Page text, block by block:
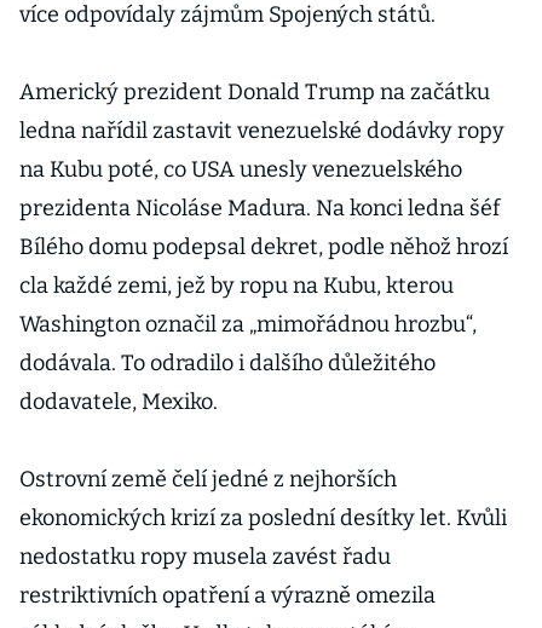
více odpovídaly zájmům Spojených států.
Americký prezident Donald Trump na začátku
ledna nařídil zastavit venezuelské dodávky ropy
na Kubu poté, co USA unesly venezuelského
prezidenta Nicoláse Madura. Na konci ledna šéf
Bílého domu podepsal dekret, podle něhož hrozí
cla každé zemi, jež by ropu na Kubu, kterou
Washington označil za „mimořádnou hrozbu“,
dodávala. To odradilo i dalšího důležitého
dodavatele, Mexiko.
Ostrovní země čelí jedné z nejhorších
ekonomických krizí za poslední desítky let. Kvůli
nedostatku ropy musela zavést řadu
restriktivních opatření a výrazně omezila